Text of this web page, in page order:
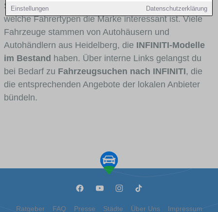
Einstellungen Datenschutzerklärung
Stadt- und Umlandverkehr zu sehen sind und für
welche Fahrertypen die Marke interessant ist. Viele
Fahrzeuge stammen von Autohäusern und
Autohändlern aus Heidelberg, die INFINITI-Modelle
im Bestand haben. Über interne Links gelangst du
bei Bedarf zu Fahrzeugsuchen nach INFINITI, die
die entsprechenden Angebote der lokalen Anbieter
bündeln.
Ratgeber FAQ Presse Städte Über Uns Impressum